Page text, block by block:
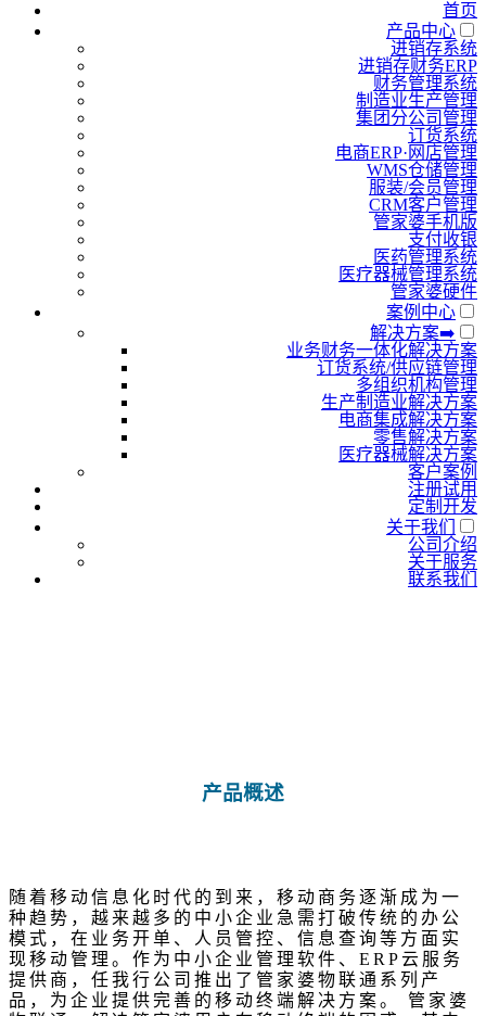
首页
产品中心
进销存系统
进销存财务ERP
财务管理系统
制造业生产管理
集团分公司管理
订货系统
电商ERP·网店管理
WMS仓储管理
服装/会员管理
CRM客户管理
管家婆手机版
支付收银
医药管理系统
医疗器械管理系统
管家婆硬件
案例中心
解决方案➡️
业务财务一体化解决方案
订货系统/供应链管理
多组织机构管理
生产制造业解决方案
电商集成解决方案
零售解决方案
医疗器械解决方案
客户案例
注册试用
定制开发
关于我们
公司介绍
关于服务
联系我们
产品概述
随着移动信息化时代的到来，移动商务逐渐成为一
种趋势，越来越多的中小企业急需打破传统的办公
模式，在业务开单、人员管控、信息查询等方面实
现移动管理。作为中小企业管理软件、ERP云服务
提供商，任我行公司推出了管家婆物联通系列产
品，为企业提供完善的移动终端解决方案。 管家婆